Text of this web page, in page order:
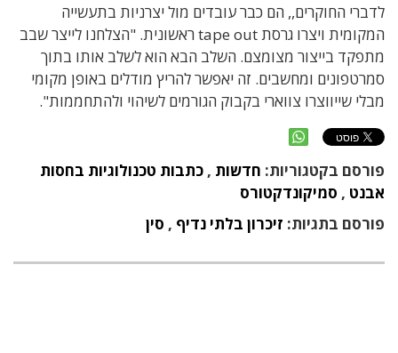
לדברי החוקרים,, הם כבר עובדים מול יצרניות בתעשייה
המקומית ויצרו גרסת tape out ראשונית. "הצלחנו לייצר שבב
מתפקד בייצור מצומצם. השלב הבא הוא לשלב אותו בתוך
סמרטפונים ומחשבים. זה יאפשר להריץ מודלים באופן מקומי
מבלי שייווצרו צווארי בקבוק הגורמים לשיהוי ולהתחממות".
פורסם בקטגוריות: חדשות , כתבות טכנולוגיות בחסות
אבנט , סמיקונדקטורס
פורסם בתגיות: זיכרון בלתי נדיף , סין